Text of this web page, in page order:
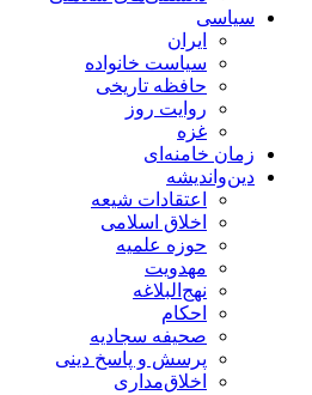
سیاسی
ایران
سیاست خانواده
حافظه تاریخی
روایت روز
غزه
زمان خامنه‌ای
دین‌واندیشه
اعتقادات شیعه
اخلاق اسلامی
حوزه علمیه
مهدویت
نهج‌البلاغه
احکام
صحیفه سجادیه
پرسش و پاسخ دینی
اخلاق‌مداری